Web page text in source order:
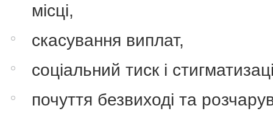
місці,
скасування виплат,
соціальний тиск і
почуття безвиході та